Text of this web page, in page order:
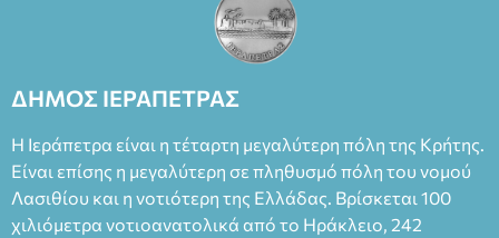
ΔΗΜΟΣ ΙΕΡΑΠΕΤΡΑΣ
Η Ιεράπετρα είναι η τέταρτη μεγαλύτερη πόλη της Κρήτης.
Είναι επίσης η μεγαλύτερη σε πληθυσμό πόλη του νομού
Λασιθίου και η νοτιότερη της Ελλάδας. Βρίσκεται 100
χιλιόμετρα νοτιοανατολικά από το Ηράκλειο, 242